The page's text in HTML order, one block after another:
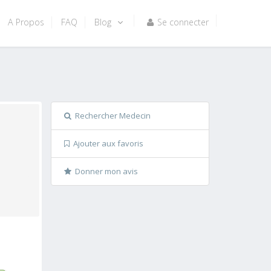
A Propos FAQ Blog Se connecter
Rechercher Medecin
Ajouter aux favoris
Donner mon avis